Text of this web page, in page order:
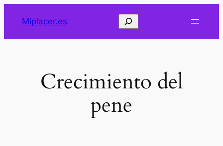
Miplacer.es Buscar
Crecimiento del
pene